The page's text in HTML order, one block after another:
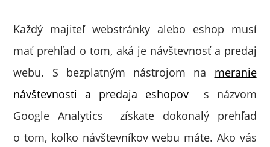
Každý majiteľ webstránky alebo eshop musí
mať prehľad o tom, aká je návštevnosť a predaj
webu. S bezplatným nástrojom na meranie
návštevnosti a predaja eshopovs názvom
Google Analytics získate dokonalý prehľad
o tom, koľko návštevníkov webu máte. Ako vás